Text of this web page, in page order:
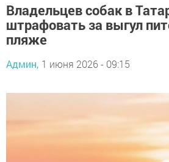
Владельцев собак в
штрафовать за выгул
пляже
Админ, 1 июня 2026 - 09:15